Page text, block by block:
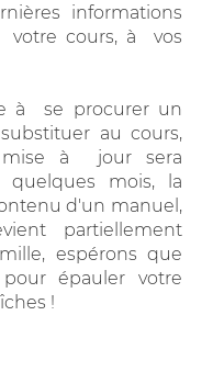
informations
votre cours, à vos
à se procurer un
au cours,
à jour sera
quelques mois, la
d'un manuel,
partiellement
espérons que
épauler votre
!